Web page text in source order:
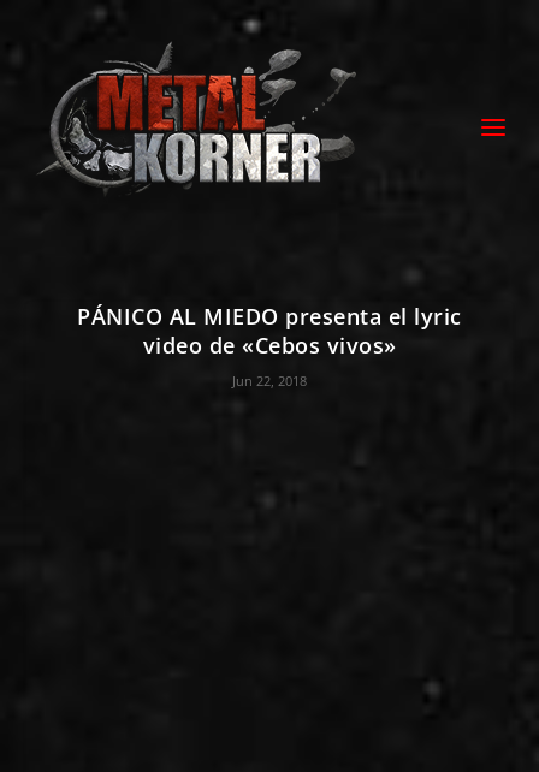
PÁNICO AL MIEDO presenta el lyric
video de «Cebos vivos»
Jun 22, 2018